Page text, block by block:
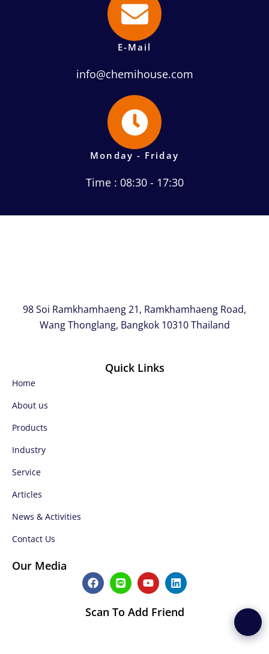
E-Mail
info@chemihouse.com
Monday - Friday
Time : 08:30 - 17:30
98 Soi Ramkhamhaeng 21, Ramkhamhaeng Road,
Wang Thonglang, Bangkok 10310 Thailand
Quick Links
Home
About us
Products
Industry
Service
Articles
News & Activities
Contact Us
Our Media
F
a
c
e
b
L
i
n
e
Y
o
u
t
u
L
i
n
k
e
Scan To Add Friend